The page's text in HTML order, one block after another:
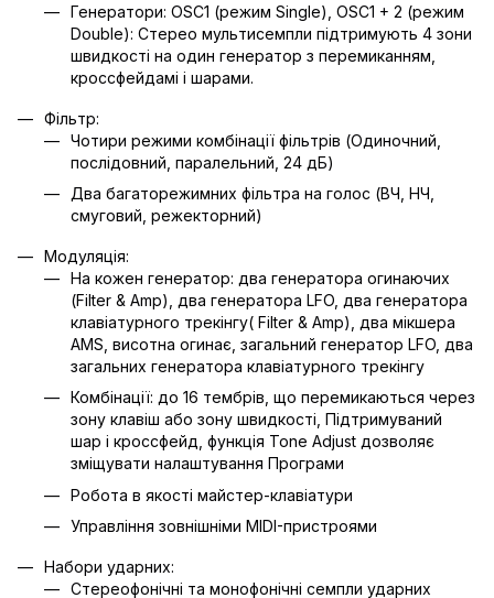
Генератори: OSC1 (режим Single), OSC1 + 2 (режим
Double): Стерео мультисемпли підтримують 4 зони
швидкості на один генератор з перемиканням,
кроссфейдамі і шарами.
Фільтр:
Чотири режими комбінації фільтрів (Одиночний,
послідовний, паралельний, 24 дБ)
Два багаторежимних фільтра на голос (ВЧ, НЧ,
смуговий, режекторний)
Модуляція:
На кожен генератор: два генератора огинаючих
(Filter & Amp), два генератора LFO, два генератора
клавіатурного трекінгу( Filter & Amp), два мікшера
AMS, висотна огинає, загальний генератор LFO, два
загальних генератора клавіатурного трекінгу
Комбінації: до 16 тембрів, що перемикаються через
зону клавіш або зону швидкості, Підтримуваний
шар і кроссфейд, функція Tone Adjust дозволяє
зміщувати налаштування Програми
Робота в якості майстер-клавіатури
Управління зовнішніми MIDI-пристроями
Набори ударних:
Стереофонічні та монофонічні семпли ударних